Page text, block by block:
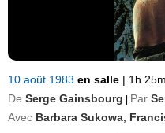
10 août 1983 en salle | 1h
De Serge Gainsbourg Par
Avec Barbara Sukowa